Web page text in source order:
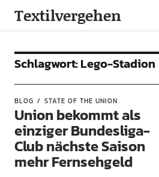
Textilvergehen
Schlagwort:Lego-Stadion
BLOG STATE OF THE UNION
Union bekommt als
einziger Bundesliga-
Club nächste Saison
mehr Fernsehgeld